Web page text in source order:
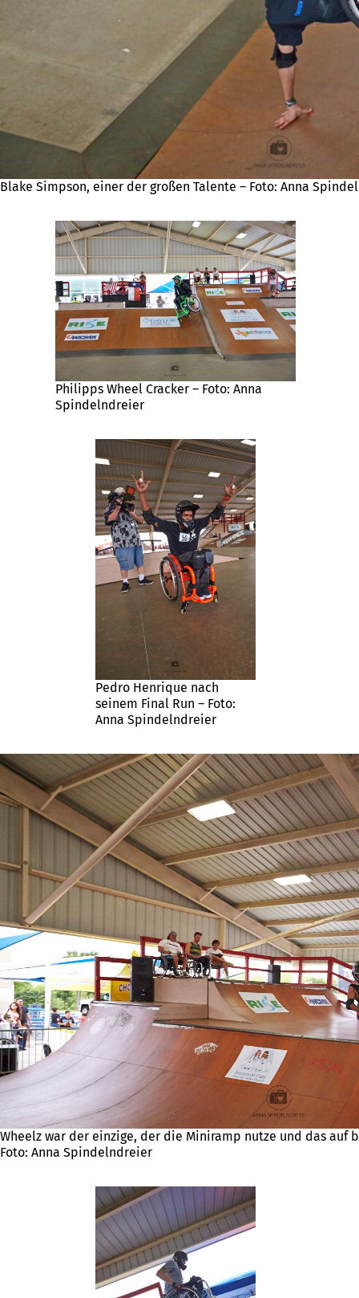
Blake Simpson, einer der großen Talente – Foto: Anna
Philipps Wheel Cracker – Foto: Anna
Spindelndreier
Pedro Henrique nach
seinem Final Run – Foto:
Anna Spindelndreier
Wheelz war der einzige, der die Miniramp nutze und das auf
Foto: Anna Spindelndreier